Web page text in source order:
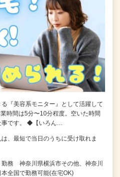
『美容系モニター』として活躍して
時間は5分〜10分程度。空いた時間
事です。 ◆【いろん…
、最短で当日のうちに受け取れま
務 神奈川県横浜市その他、神奈川
全国で勤務可能(在宅OK)